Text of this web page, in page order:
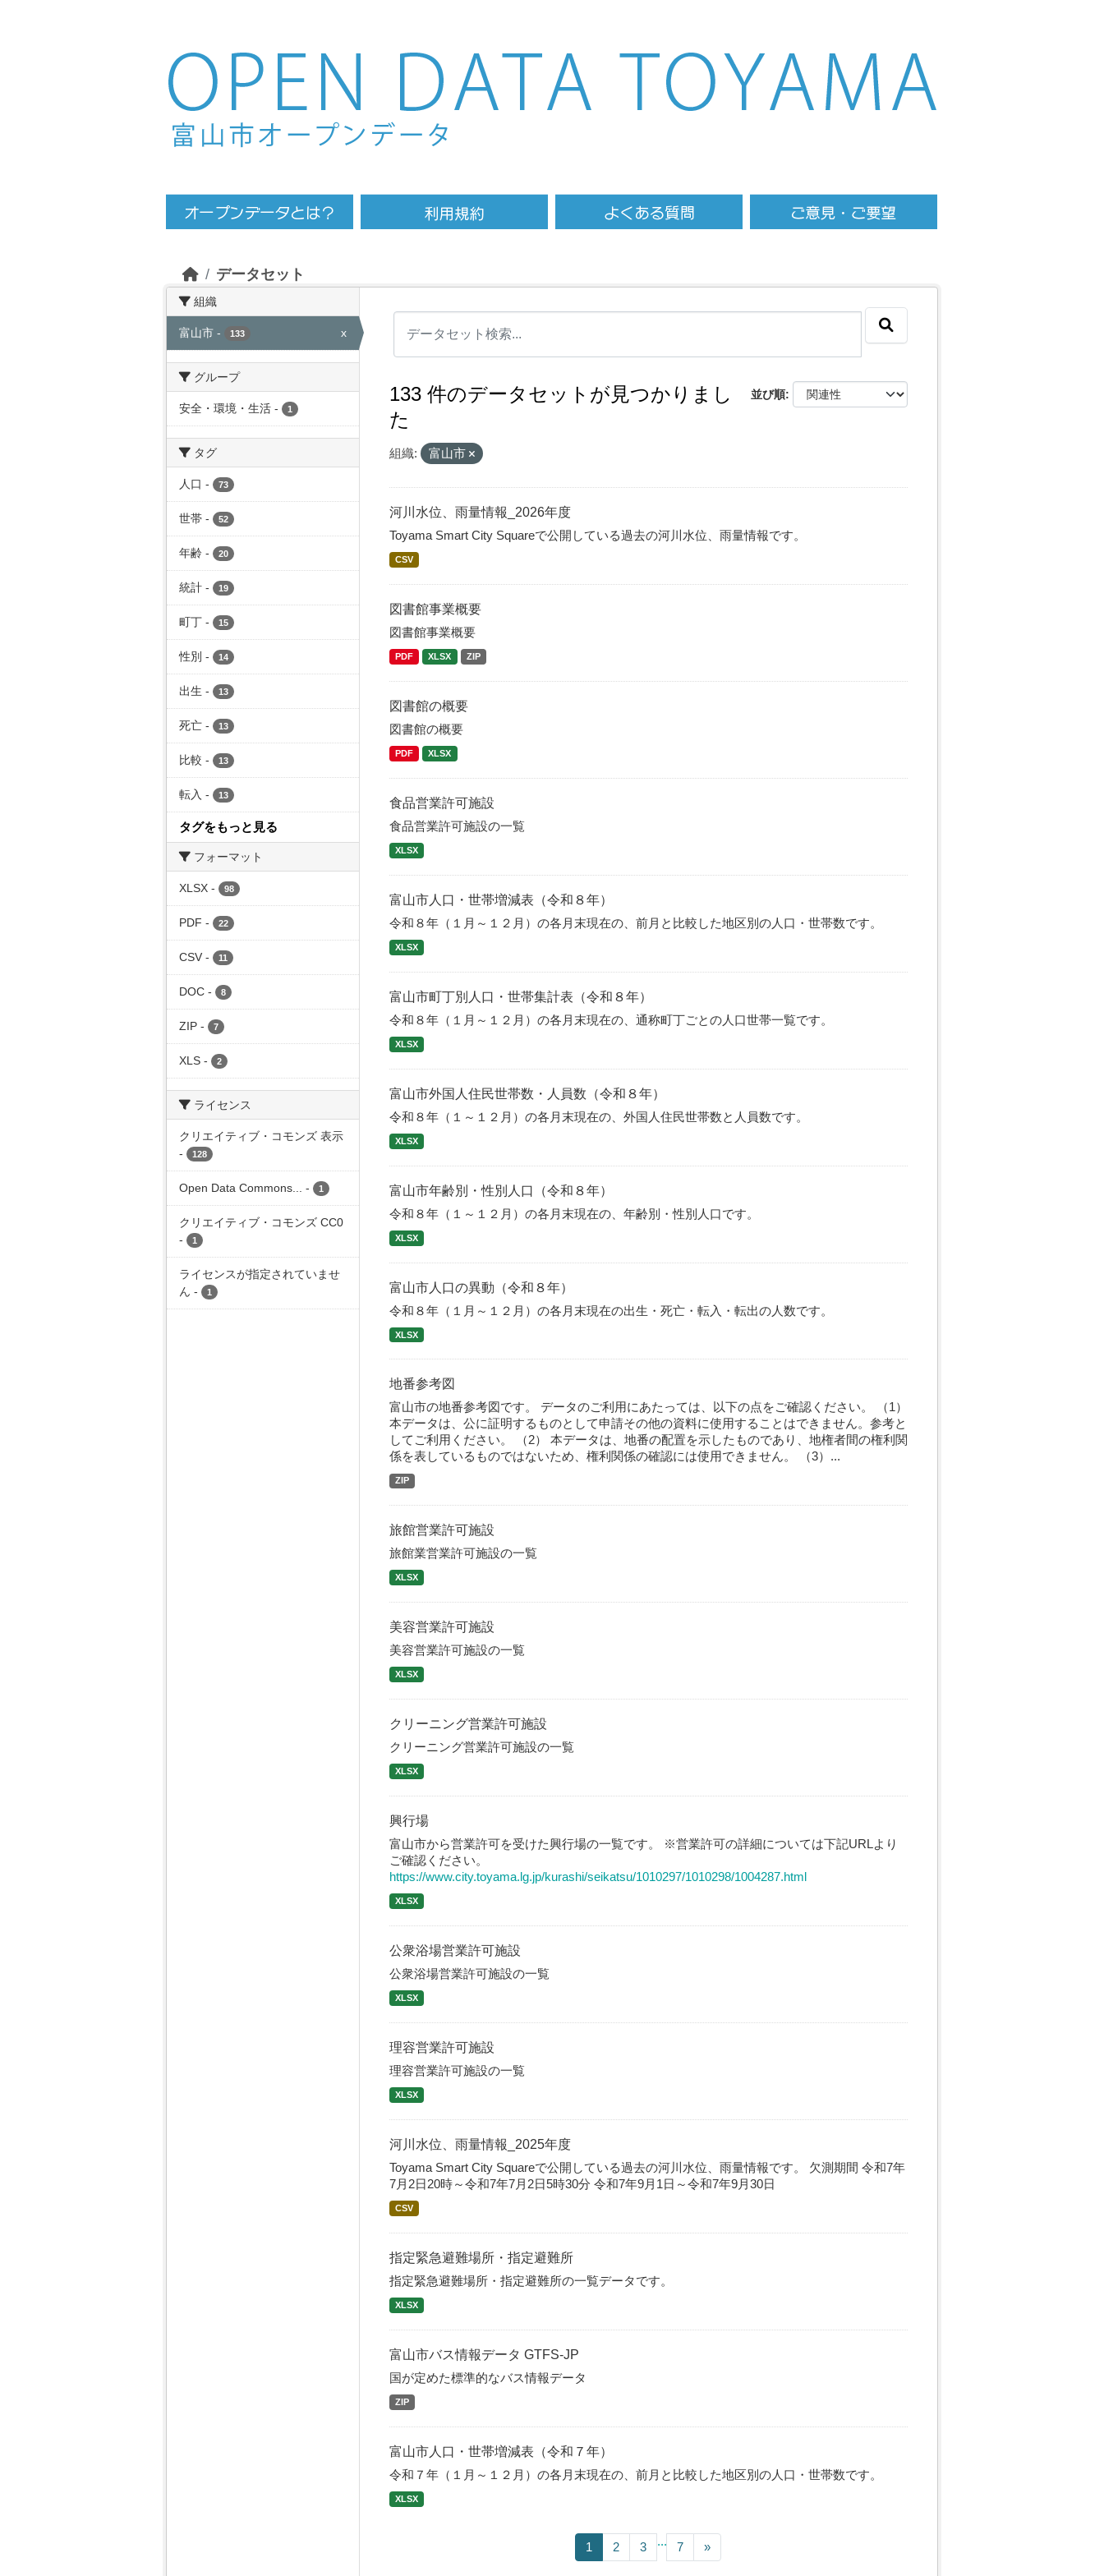
Skip to main content
データセット
組織
富山市 - 133 x
グループ
安全・環境・生活 - 1
タグ
人口 - 73
世帯 - 52
年齢 - 20
統計 - 19
町丁 - 15
性別 - 14
出生 - 13
死亡 - 13
比較 - 13
転入 - 13
タグをもっと見る
フォーマット
XLSX - 98
PDF - 22
CSV - 11
DOC - 8
ZIP - 7
XLS - 2
ライセンス
クリエイティブ・コモンズ 表示
-
128
Open Data Commons... - 1
クリエイティブ・コモンズ CC0
-
1
ライセンスが指定されていませ
ん - 1
並び順
133 件のデータセットが見つかりまし
た
組織: 富山市
河川水位、雨量情報_2026年度
Toyama Smart City Squareで公開している過去の河川水位、雨量情報です。
CSV
図書館事業概要
図書館事業概要
PDF XLSX ZIP
図書館の概要
図書館の概要
PDF XLSX
食品営業許可施設
食品営業許可施設の一覧
XLSX
富山市人口・世帯増減表（令和８年）
令和８年（１月～１２月）の各月末現在の、前月と比較した地区別の人口・世帯数です。
XLSX
富山市町丁別人口・世帯集計表（令和８年）
令和８年（１月～１２月）の各月末現在の、通称町丁ごとの人口世帯一覧です。
XLSX
富山市外国人住民世帯数・人員数（令和８年）
令和８年（１～１２月）の各月末現在の、外国人住民世帯数と人員数です。
XLSX
富山市年齢別・性別人口（令和８年）
令和８年（１～１２月）の各月末現在の、年齢別・性別人口です。
XLSX
富山市人口の異動（令和８年）
令和８年（１月～１２月）の各月末現在の出生・死亡・転入・転出の人数です。
XLSX
地番参考図
富山市の地番参考図です。 データのご利用にあたっては、以下の点をご確認ください。 （1）
本データは、公に証明するものとして申請その他の資料に使用することはできません。参考と
してご利用ください。 （2） 本データは、地番の配置を示したものであり、地権者間の権利関
係を表しているものではないため、権利関係の確認には使用できません。 （3）...
ZIP
旅館営業許可施設
旅館業営業許可施設の一覧
XLSX
美容営業許可施設
美容営業許可施設の一覧
XLSX
クリーニング営業許可施設
クリーニング営業許可施設の一覧
XLSX
興行場
富山市から営業許可を受けた興行場の一覧です。 ※営業許可の詳細については下記URLより
ご確認ください。
https://www.city.toyama.lg.jp/kurashi/seikatsu/1010297/1010298/1004287.html
XLSX
公衆浴場営業許可施設
公衆浴場営業許可施設の一覧
XLSX
理容営業許可施設
理容営業許可施設の一覧
XLSX
河川水位、雨量情報_2025年度
Toyama Smart City Squareで公開している過去の河川水位、雨量情報です。 欠測期間 令和7年
7月2日20時～令和7年7月2日5時30分 令和7年9月1日～令和7年9月30日
CSV
指定緊急避難場所・指定避難所
指定緊急避難場所・指定避難所の一覧データです。
XLSX
富山市バス情報データ GTFS-JP
国が定めた標準的なバス情報データ
ZIP
富山市人口・世帯増減表（令和７年）
令和７年（１月～１２月）の各月末現在の、前月と比較した地区別の人口・世帯数です。
XLSX
1 2 3 ... 7 »